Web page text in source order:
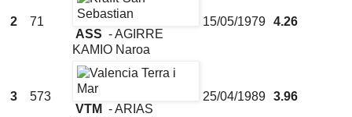
2
71
ASS - AGIRRE
KAMIO Naroa
15/05/1979 4.26
3
573
VTM - ARIAS
25/04/1989 3.96